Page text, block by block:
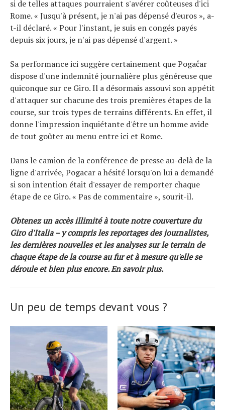
si de telles attaques pourraient s'avérer coûteuses d'ici
Rome. « Jusqu'à présent, je n'ai pas dépensé d'euros », a-
t-il déclaré. « Pour l'instant, je suis en congés payés
depuis six jours, je n'ai pas dépensé d'argent. »
Sa performance ici suggère certainement que Pogačar
dispose d'une indemnité journalière plus généreuse que
quiconque sur ce Giro. Il a désormais assouvi son appétit
d'attaquer sur chacune des trois premières étapes de la
course, sur trois types de terrains différents. En effet, il
donne l'impression inquiétante d'être un homme avide
de tout goûter au menu entre ici et Rome.
Dans le camion de la conférence de presse au-delà de la
ligne d'arrivée, Pogacar a hésité lorsqu'on lui a demandé
si son intention était d'essayer de remporter chaque
étape de ce Giro. « Pas de commentaire », sourit-il.
Obtenez un accès illimité à toute notre couverture du
Giro d'Italia – y compris les reportages des journalistes,
les dernières nouvelles et les analyses sur le terrain de
chaque étape de la course au fur et à mesure qu'elle se
déroule et bien plus encore.En savoir plus.
Un peu de temps devant vous ?